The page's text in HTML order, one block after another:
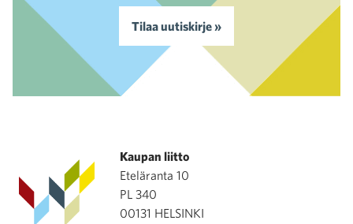
Tilaa uutiskirje »
Kaupan liitto
Eteläranta 10
PL 340
00131 HELSINKI